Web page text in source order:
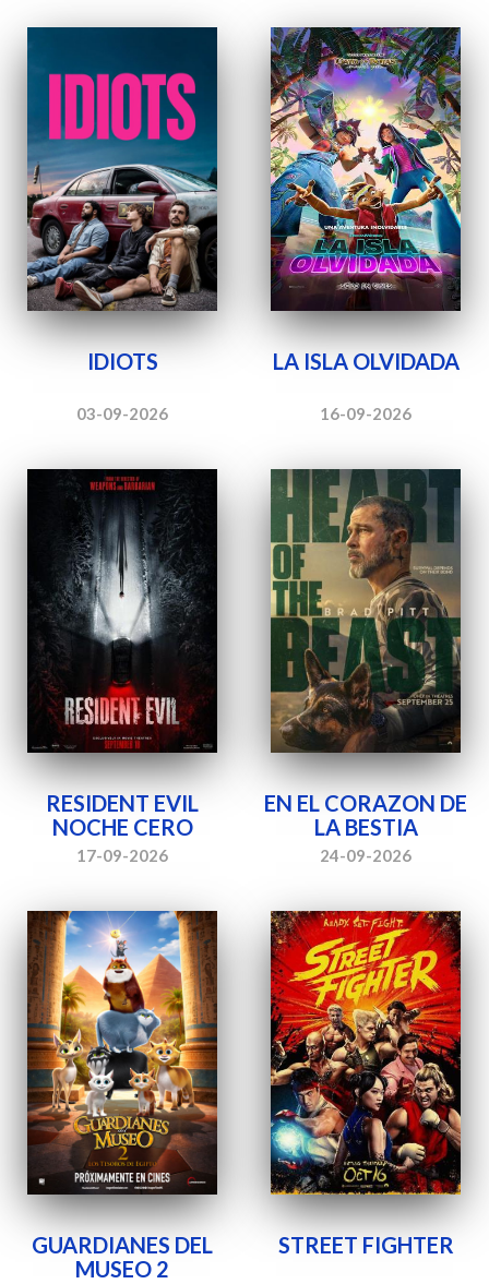
IDIOTS
03-09-2026
LA ISLA OLVIDADA
16-09-2026
RESIDENT EVIL
NOCHE CERO
17-09-2026
EN EL CORAZON DE
LA BESTIA
24-09-2026
GUARDIANES DEL
MUSEO 2
STREET FIGHTER